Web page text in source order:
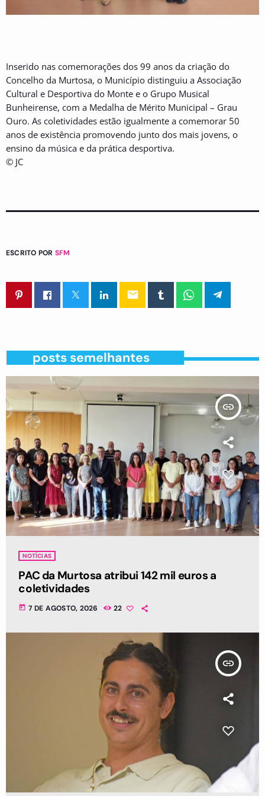
Inserido nas comemorações dos 99 anos da criação do
Concelho da Murtosa, o Município distinguiu a Associação
Cultural e Desportiva do Monte e o Grupo Musical
Bunheirense, com a Medalha de Mérito Municipal – Grau
Ouro. As coletividades estão igualmente a comemorar 50
anos de existência promovendo junto dos mais jovens, o
ensino da música e da prática desportiva.
© JC
ESCRITO POR SFM
email
posts semelhantes
insert_link
NOTÍCIAS
PAC da Murtosa atribui 142 mil euros a
coletividades
today 7 DE AGOSTO, 2026 22
insert_link